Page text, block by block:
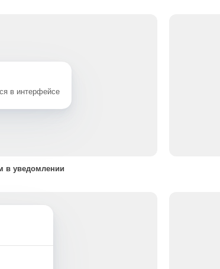
в интерфейсе
в уведомлении